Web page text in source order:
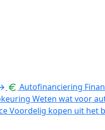
Autofinanciering
Weten wat voor
Voordelig kopen uit het